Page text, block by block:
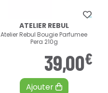
ATELIER REBUL
Atelier Rebul Bougie Parfumee
Pera 210g
39,00€
Ajouter